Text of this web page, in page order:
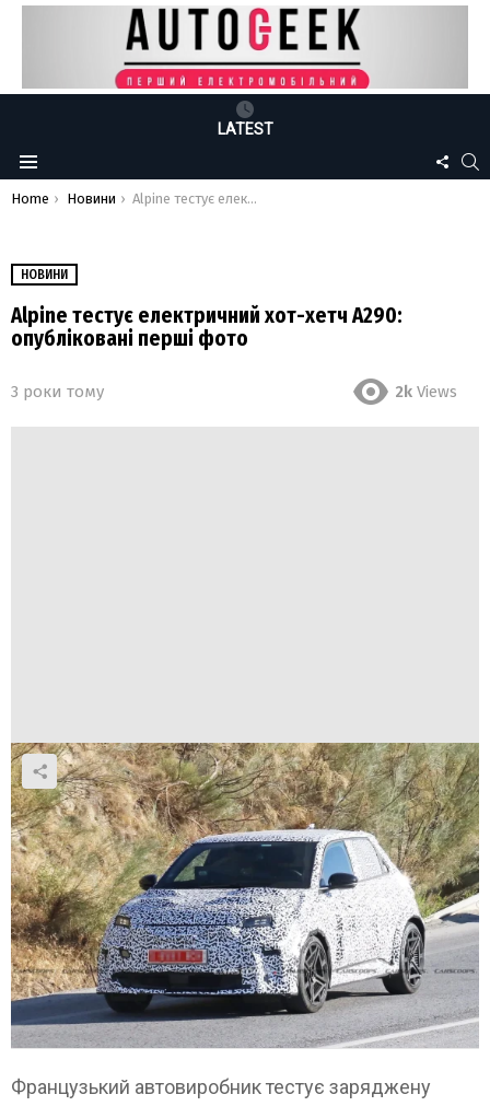
LATEST
Menu
US
You are here:
Home Новини Alpine тестує електричний хот-хетч A290: опубліковані перші фото
НОВИНИ
Alpine тестує електричний хот-хетч A290:
опубліковані перші фото
3 роки тому 2k Views
Французький автовиробник тестує заряджену